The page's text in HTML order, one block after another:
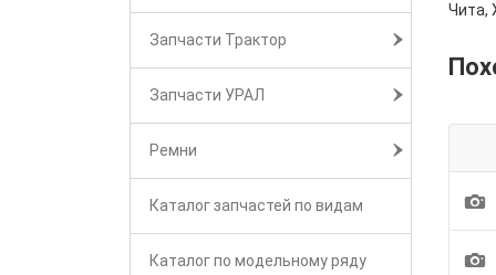
Запчасти Трактор
Запчасти УРАЛ
Ремни
Каталог запчастей по видам
Каталог по модельному ряду
Чита,
1
1